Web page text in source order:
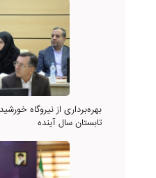
تابستان سال آینده